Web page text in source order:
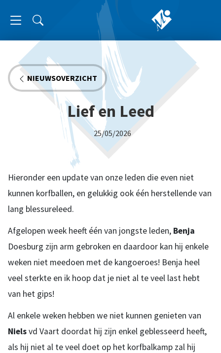
NIEUWSOVERZICHT
Lief en Leed
25/05/2026
Hieronder een update van onze leden die even niet
kunnen korfballen, en gelukkig ook één herstellende van
lang blessureleed.
Afgelopen week heeft één van jongste leden, Benja
Doesburg zijn arm gebroken en daardoor kan hij enkele
weken niet meedoen met de kangoeroes! Benja heel
veel sterkte en ik hoop dat je niet al te veel last hebt
van het gips!
Al enkele weken hebben we niet kunnen genieten van
Nielsvd Vaart doordat hij zijn enkel geblesseerd heeft,
als hij niet al te veel doet op het korfbalkamp zal hij